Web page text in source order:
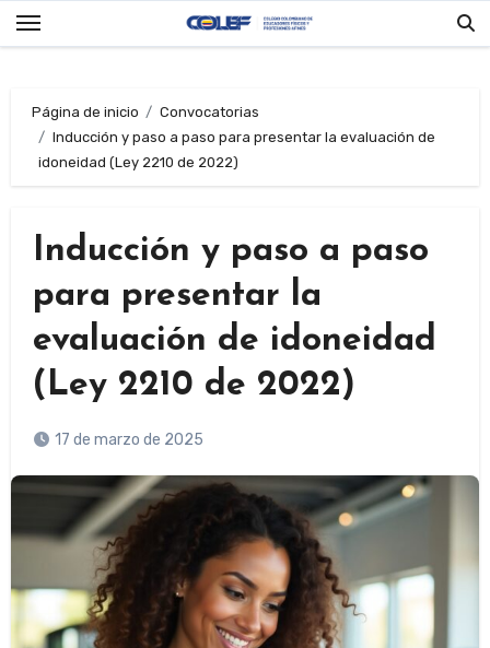
Saltar
al
Página de inicio
Convocatorias
Inducción y paso a paso para presentar la evaluación de
idoneidad (Ley 2210 de 2022)
Inducción y paso a paso
para presentar la
evaluación de idoneidad
(Ley 2210 de 2022)
17 de marzo de 2025